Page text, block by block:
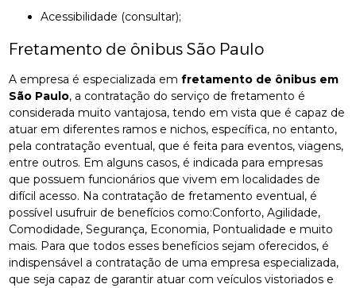
Acessibilidade (consultar);
Fretamento de ônibus São Paulo
A empresa é especializada emfretamento de ônibus em
São Paulo, a contratação do serviço de fretamento é
considerada muito vantajosa, tendo em vista que é capaz de
atuar em diferentes ramos e nichos, específica, no entanto,
pela contratação eventual, que é feita para eventos, viagens,
entre outros. Em alguns casos, é indicada para empresas
que possuem funcionários que vivem em localidades de
difícil acesso. Na contratação de fretamento eventual, é
possível usufruir de benefícios como:Conforto, Agilidade,
Comodidade, Segurança, Economia, Pontualidade e muito
mais. Para que todos esses benefícios sejam oferecidos, é
indispensável a contratação de uma empresa especializada,
que seja capaz de garantir atuar com veículos vistoriados e